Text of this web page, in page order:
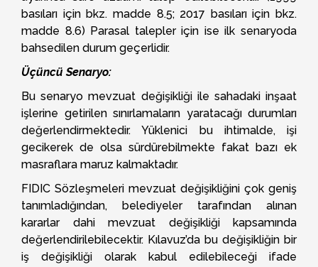
basıları için bkz. madde 8.5; 2017 basıları için bkz.
madde 8.6) Parasal talepler için ise ilk senaryoda
bahsedilen durum geçerlidir.
Üçüncü Senaryo:
Bu senaryo mevzuat değişikliği ile sahadaki inşaat
işlerine getirilen sınırlamaların yaratacağı durumları
değerlendirmektedir. Yüklenici bu ihtimalde, işi
gecikerek de olsa sürdürebilmekte fakat bazı ek
masraflara maruz kalmaktadır.
FIDIC Sözleşmeleri mevzuat değişikliğini çok geniş
tanımladığından, belediyeler tarafından alınan
kararlar dahi mevzuat değişikliği kapsamında
değerlendirilebilecektir. Kılavuz’da bu değişikliğin bir
iş değişikliği olarak kabul edilebileceği ifade